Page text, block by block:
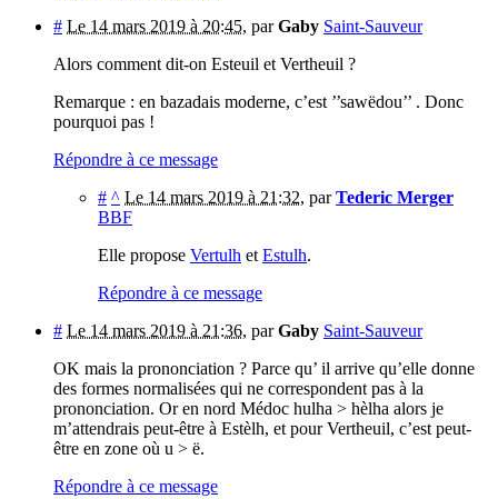
# Le 14 mars 2019 à 20:45, parGaby Saint-Sauveur
Alors comment dit-on Esteuil et Vertheuil ?
Remarque : en bazadais moderne, c’est ’’sawëdou’’ . Donc
pourquoi pas !
Répondre à ce message
# ^ Le 14 mars 2019 à 21:32, parTederic Merger
BBF
Elle propose Vertulh et Estulh.
Répondre à ce message
# Le 14 mars 2019 à 21:36, parGaby Saint-Sauveur
OK mais la prononciation ? Parce qu’ il arrive qu’elle donne
des formes normalisées qui ne correspondent pas à la
prononciation. Or en nord Médoc hulha > hèlha alors je
m’attendrais peut-être à Estèlh, et pour Vertheuil, c’est peut-
être en zone où u > ë.
Répondre à ce message